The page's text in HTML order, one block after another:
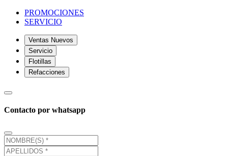
PROMOCIONES
SERVICIO
Ventas Nuevos
Servicio
Flotillas
Refacciones
Contacto por whatsapp